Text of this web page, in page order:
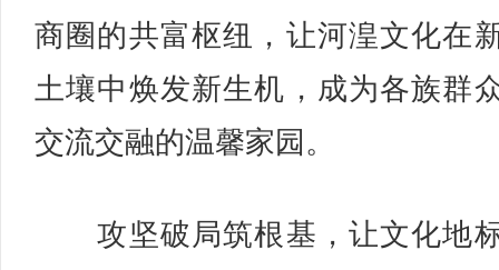
商圈的共富枢纽，让河湟文化在
土壤中焕发新生机，成为各族群
交流交融的温馨家园。
攻坚破局筑根基，让文化地